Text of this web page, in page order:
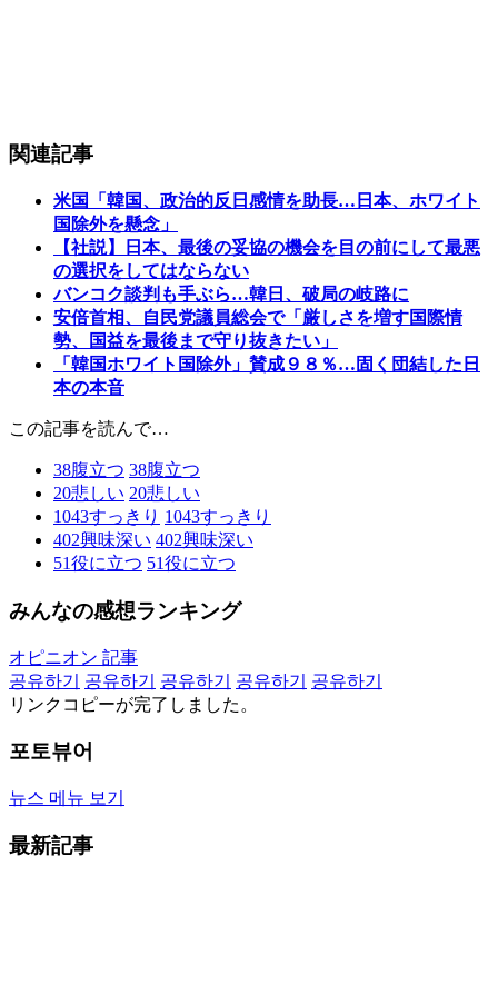
関連記事
米国「韓国、政治的反日感情を助長…日本、ホワイト
国除外を懸念」
【社説】日本、最後の妥協の機会を目の前にして最悪
の選択をしてはならない
バンコク談判も手ぶら…韓日、破局の岐路に
安倍首相、自民党議員総会で「厳しさを増す国際情
勢、国益を最後まで守り抜きたい」
「韓国ホワイト国除外」賛成９８％…固く団結した日
本の本音
この記事を読んで…
38腹立つ 38腹立つ
20悲しい 20悲しい
1043すっきり 1043すっきり
402興味深い 402興味深い
51役に立つ 51役に立つ
みんなの感想ランキング
オピニオン 記事
공유하기
공유하기 공유하기 공유하기
공유하기
リンクコピーが完了しました。
포토뷰어
뉴스 메뉴 보기
最新記事